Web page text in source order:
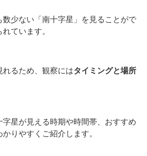
少ない「南十字星」を見ることがで
ています。
るため、観察にはタイミングと場所
字星が見える時期や時間帯、おすすめ
りやすくご紹介します。